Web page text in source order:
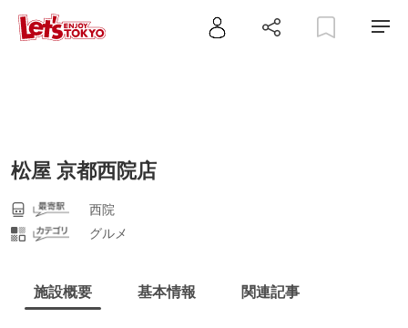
松屋 京都西院店
西院
グルメ
施設概要 基本情報 関連記事